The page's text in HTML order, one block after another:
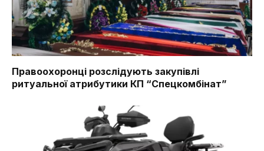
Правоохоронці розслідують закупівлі
ритуальної атрибутики КП “Спецкомбінат”